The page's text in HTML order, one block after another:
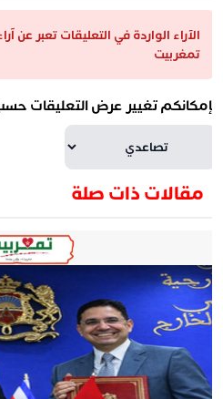
الآراء الواردة في التعليقات تعبر عن
تمغربيت
تغيير عرض التعليقات حسب
مقالات ذات صلة